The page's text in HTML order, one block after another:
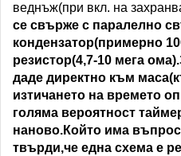
веднъж(при вкл. на
се свърже с паралелно
кондензатор(примерно
резистор(4,7-10 мега
даде директно към
изтичането на времето
голяма вероятност
наново.Който има
твърди,че една схема е